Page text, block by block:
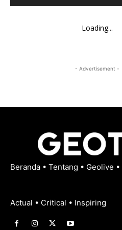
Loading...
- Advertisement -
Beranda • Tentang • Geolive •
Actual • Critical • Inspiring